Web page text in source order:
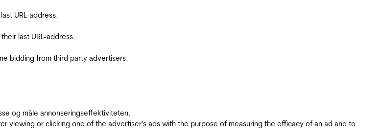
URL-address.
last URL-address.
bidding from third party advertisers.
og måle annonseringseffektiviteten.
viewing or clicking one of the advertiser's ads with the purpose of measuring the efficacy of an ad and to